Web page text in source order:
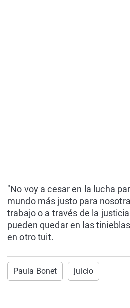
"No voy a cesar en la lucha
mundo más justo para
trabajo o a través de la
pueden quedar en las
en otro tuit.
Paula Bonet juicio